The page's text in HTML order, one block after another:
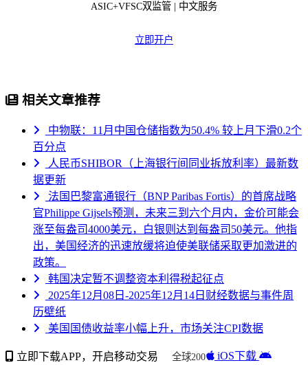
ASIC+VFSC双监管 | 中文服务
立即开户
相关文章推荐
中物联：11月中国仓储指数为50.4% 较上月下滑0.2个
百分点
人民币SHIBOR（上海银行间同业拆放利率）最新数
据更新
法国巴黎富通银行（BNP Paribas Fortis）的首席战略
官Philippe Gijsels预测，未来三到六个月内，金价可能会
涨至每盎司4000美元，白银则达到每盎司50美元。他指
出，美国经济的迅速放缓将迫使美联储采取更加激进的
政策。
韩国决定暂不调整资本利得税起征点
2025年12月08日-2025年12月14日财经数据与事件周
历壁纸
美国国债收益率小幅上升，市场关注CPI数据
立即下载APP，开启移动交易
全球200
iOS下载